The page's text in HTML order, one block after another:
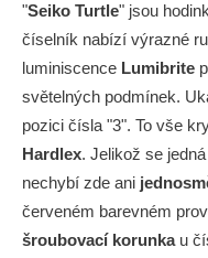
"Seiko Turtle" jsou
číselník nabízí výrazné
luminiscence Lumibrite
světelných podmínek.
pozici čísla "3". To vše
Hardlex. Jelikož se
nechybí zde ani
červeném barevném
šroubovací korunkau